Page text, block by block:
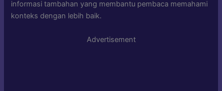
informasi tambahan yang membantu pembaca memahami
konteks dengan lebih baik.
Advertisement